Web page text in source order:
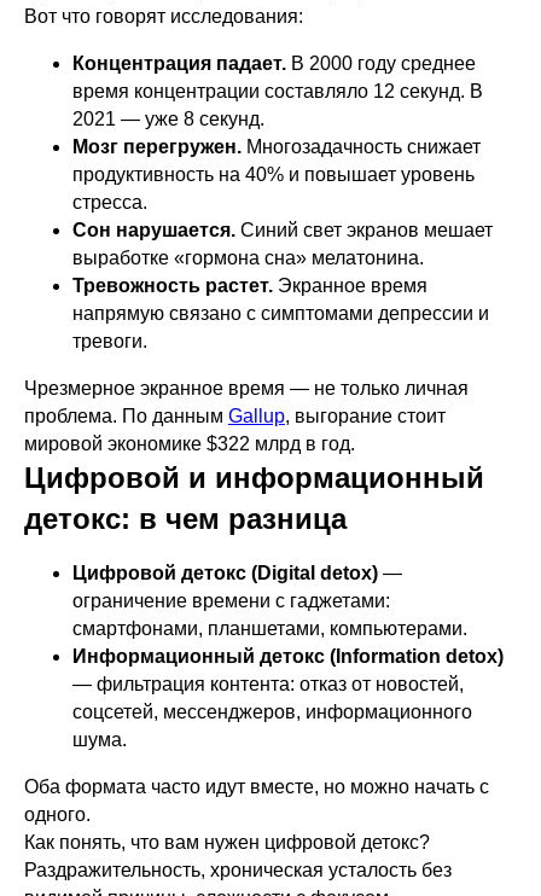
Вот что говорят исследования:
Концентрация падает. В 2000 году среднее
время концентрации составляло 12 секунд. В
2021 — уже 8 секунд.
Мозг перегружен. Многозадачность снижает
продуктивность на 40% и повышает уровень
стресса.
Сон нарушается. Синий свет экранов мешает
выработке «гормона сна» мелатонина.
Тревожность растет. Экранное время
напрямую связано с симптомами депрессии и
тревоги.
Чрезмерное экранное время — не только личная
проблема. По данным Gallup, выгорание стоит
мировой экономике $322 млрд в год.
Цифровой и информационный
детокс: в чем разница
Цифровой детокс (Digital detox) —
ограничение времени с гаджетами:
смартфонами, планшетами, компьютерами.
Информационный детокс (Information detox)
— фильтрация контента: отказ от новостей,
соцсетей, мессенджеров, информационного
шума.
Оба формата часто идут вместе, но можно начать с
одного.
Как понять, что вам нужен цифровой детокс?
Раздражительность, хроническая усталость без